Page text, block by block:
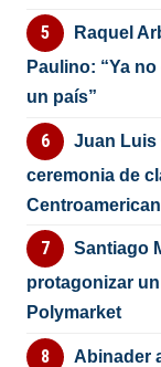
Raquel
Paulino: “Ya
un país”
Juan Luis
ceremonia de
Santiago
protagonizar
Polymarket
Abinader